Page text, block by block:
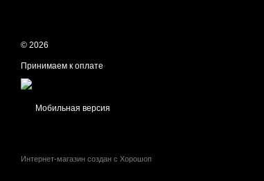
© 2026
Принимаем к оплате
Мобильная версия
Интернет-магазин создан с Хорошоп